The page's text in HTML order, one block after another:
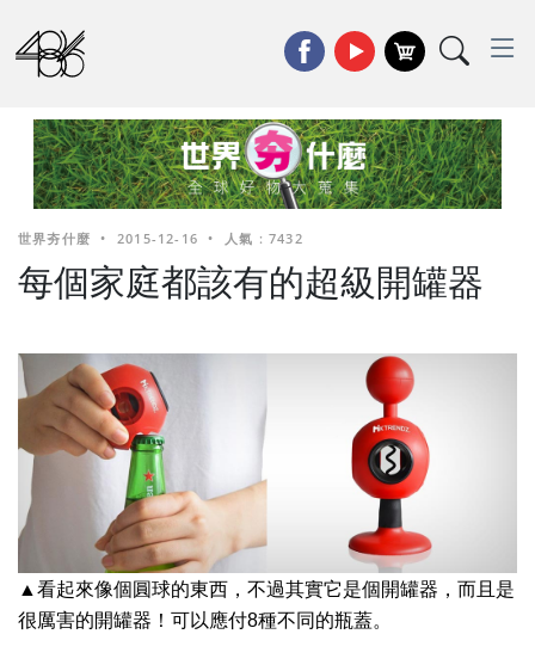
世界夯什麼 • 2015-12-16 • 人氣 : 7432
每個家庭都該有的超級開罐器
▲看起來像個圓球的東西，不過其實它是個開罐器，而且是
很厲害的開罐器！可以應付8種不同的瓶蓋。